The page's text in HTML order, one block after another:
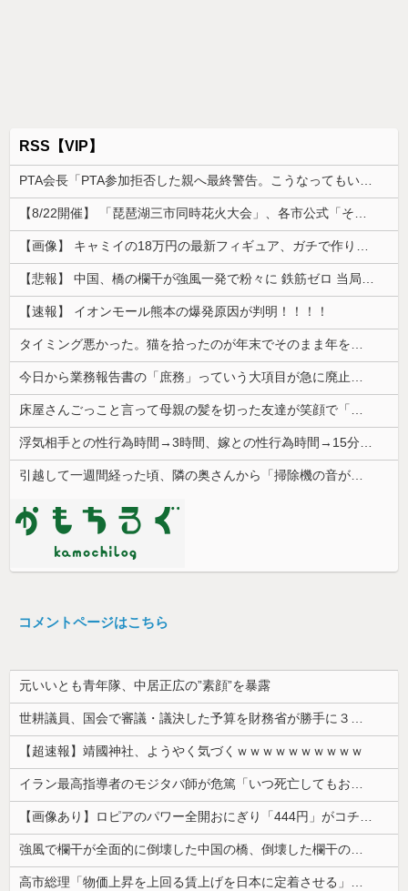
RSS【VIP】
【速報】 イオンモール熊本の爆発原因が判明！！！！
コメントページはこちら
元いいとも青年隊、中居正広の”素顔”を暴露
世耕議員、国会で審議・議決した予算を財務省が勝手に３兆円動かしていると指摘・問題視
【超速報】靖國神社、ようやく気づくｗｗｗｗｗｗｗｗｗｗ
イラン最高指導者のモジタバ師が危篤「いつ死亡してもおかしくない」…イラン大統領「意思疎通はかなり難しい」！
【画像あり】ロピアのパワー全開おにぎり「444円」がコチラｗｗｗｗｗ
強風で欄干が全面的に倒壊した中国の橋、倒壊した欄干の破片を調べると凄まじい事実が発覚して……
高市総理「物価上昇を上回る賃上げを日本に定着させる」⇒ 国家公務員月給3.51％増へ